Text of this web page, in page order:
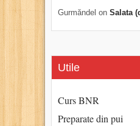
Gurmăndel on Salata
Utile
Curs BNR
Preparate din pui